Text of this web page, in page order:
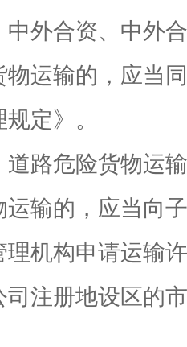
合资、中外合
运输的，应当
定》。
危险货物运输
输的，应当向
机构申请运输
司注册地设区的